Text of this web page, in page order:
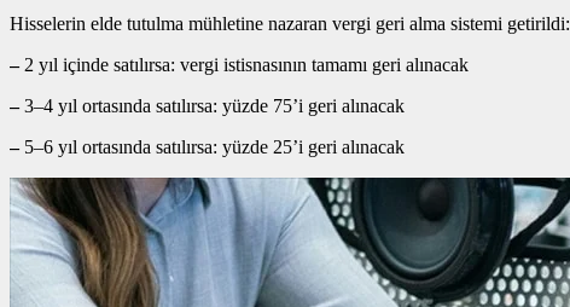
Hisselerin elde tutulma mühletine nazaran vergi geri alma sistemi getirildi:
– 2 yıl içinde satılırsa: vergi istisnasının tamamı geri alınacak
–3–4 yıl ortasında satılırsa: yüzde 75’i geri alınacak
– 5–6 yıl ortasında satılırsa: yüzde 25’i geri alınacak